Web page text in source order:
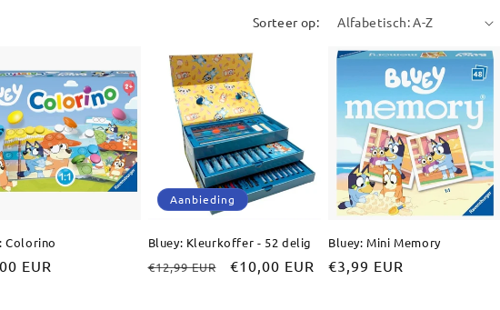
Sorteer op:
Colorino
EUR
Aanbieding
Bluey: Kleurkoffer - 52 delig
Normale
€12,99 EUR Aanbiedingsprijs
€10,00 EUR
Bluey: Mini Memory
Normale
€3,99 EUR